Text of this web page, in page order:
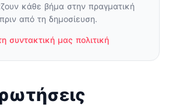
κάθε βήμα στην πραγματική
από τη δημοσίευση.
συντακτική μας πολιτική